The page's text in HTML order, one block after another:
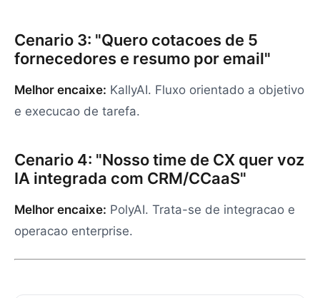
Cenario 3: "Quero cotacoes de 5
fornecedores e resumo por email"
Melhor encaixe: KallyAI. Fluxo orientado a objetivo
e execucao de tarefa.
Cenario 4: "Nosso time de CX quer voz
IA integrada com CRM/CCaaS"
Melhor encaixe: PolyAI. Trata-se de integracao e
operacao enterprise.